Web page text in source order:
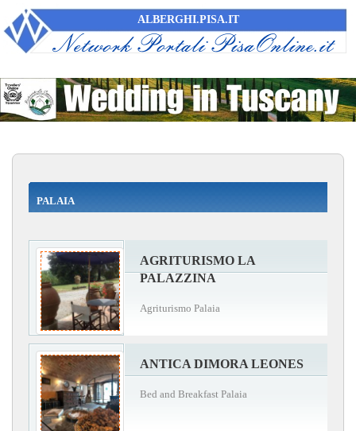
ALBERGHI.PISA.IT
PALAIA
AGRITURISMO LA
PALAZZINA
Agriturismo Palaia
ANTICA DIMORA LEONES
Bed and Breakfast Palaia